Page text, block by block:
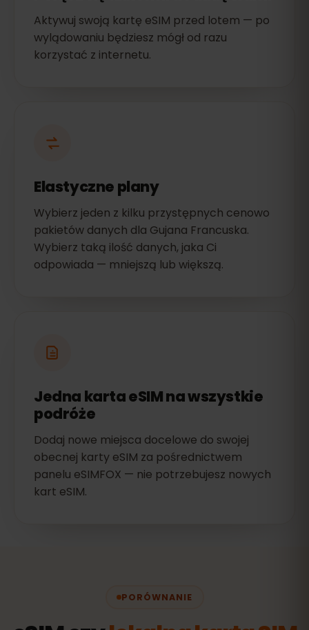
Aktywuj swoją kartę eSIM przed lotem — po
wylądowaniu będziesz mógł od razu
korzystać z internetu.
Elastyczne plany
Wybierz jeden z kilku przystępnych cenowo
pakietów danych dla Gujana Francuska.
Wybierz taką ilość danych, jaka Ci
odpowiada — mniejszą lub większą.
Jedna karta eSIM na wszystkie
podróże
Dodaj nowe miejsca docelowe do swojej
obecnej karty eSIM za pośrednictwem
panelu eSIMFOX — nie potrzebujesz nowych
kart eSIM.
PORÓWNANIE